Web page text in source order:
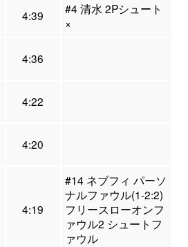
4:39
#4 清水 2Pシュート
×
4:36
4:22
4:20
4:19
#14 ネブフィ パーソ
ナルファウル(1-2:2)
フリースローオンフ
ァウル2 シュートフ
ァウル